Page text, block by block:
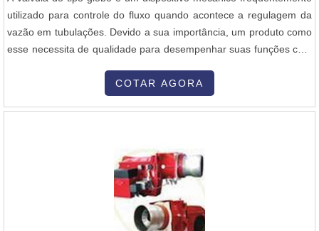
REALIZAR A MANUTENÇÃO AQUECEDOR RINNAI A Ideal Term
está no mercado desde os anos 90, responsável por oferecer ao
cliente a venda e assistência técnica de aquecedores elétricos, a
empresa tem como objetivo garantir aos clientes - segurança,
confiabilidade e qualidade de serviços - razão pela qual, sua
equipe técnica é periodicamente, treinada pelos fabricantes,
utilizado para controle do fluxo quando acontece a regulagem da
vazão em tubulações. Devido a sua importância, um produto como
esse necessita de qualidade para desempenhar suas funções com
válvula como a Valvula globo para gás, por exemplo, é a Tecnov
COTAR AGORA